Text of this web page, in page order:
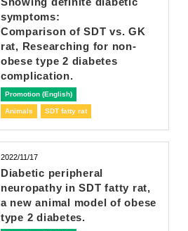
symptoms:
Comparison of SDT vs. GK
rat, Researching for non-
obese type 2 diabetes
complication.
Promotion (English)
Animals SDT fatty rat
2022/11/17
Diabetic peripheral
neuropathy in SDT fatty rat,
a new animal model of obese
type 2 diabetes.